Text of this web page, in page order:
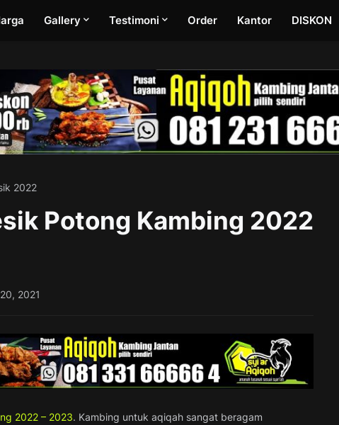
Gallery Testimoni Order Kantor DISKON
2022
Potong Kambing 2022
2021
2022 – 2023. Kambing untuk aqiqah sangat beragam